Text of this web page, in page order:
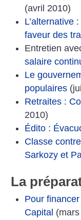
(avril 2010)
L’alternative
faveur des
Entretien
salaire
Le
populaires
Retraites :
2010)
Édito :
Classe
Sarkozy et
La
Pour
Capital